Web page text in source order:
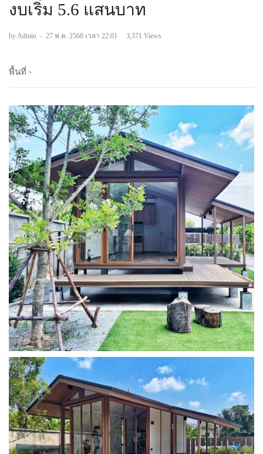
งบเริ่ม 5.6 แสนบาท
by Admin - 27 พ.ค. 2568 เวลา 22:01 3,371 Views
พื้นที่ -